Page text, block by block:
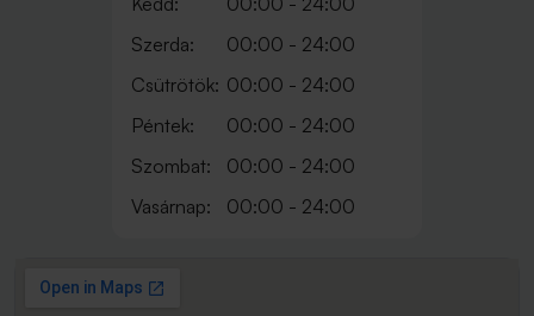
Szerda:
00:00 - 24:00
Csütrötök: 00:00 - 24:00
Péntek:
00:00 - 24:00
Szombat:
00:00 - 24:00
Vasárnap:
00:00 - 24:00